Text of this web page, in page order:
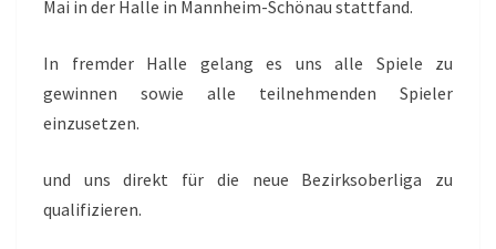
Mai in der Halle in Mannheim-Schönau stattfand.
In fremder Halle gelang es uns alle Spiele zu
gewinnen sowie alle teilnehmenden Spieler
einzusetzen.
und uns direkt für die neue Bezirksoberliga zu
qualifizieren.